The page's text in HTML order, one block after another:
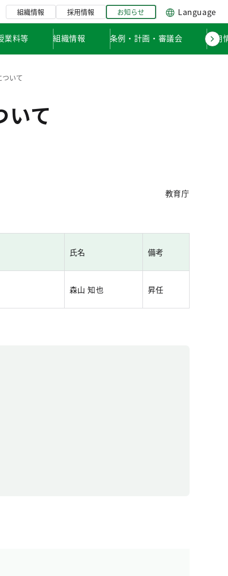
組織情報 採用情報 お知らせ Language
業料等 組織情報 条例・計画・審議会 採用
ついて
いて
教育庁
氏名 備考
森山 知也 昇任